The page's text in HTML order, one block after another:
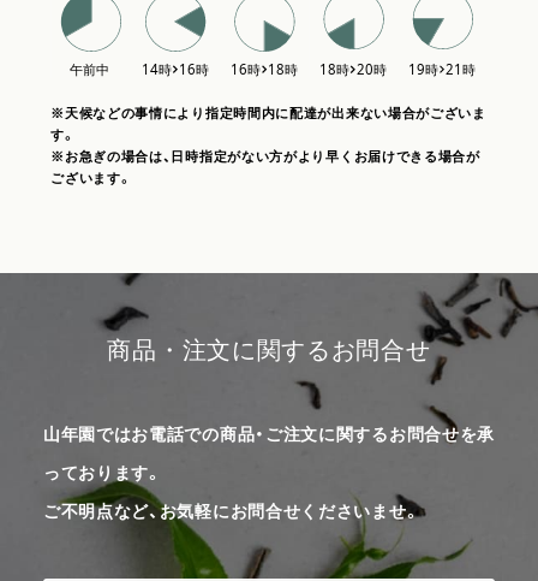
※天候などの事情により指定時間内に配達が出来ない場合がございま
す。
※お急ぎの場合は、日時指定がない方がより早くお届けできる場合が
ございます。
商品・注文に関するお問合せ
山年園ではお電話での商品・ご注文に関するお問合せを承
っております。
ご不明点など、お気軽にお問合せくださいませ。